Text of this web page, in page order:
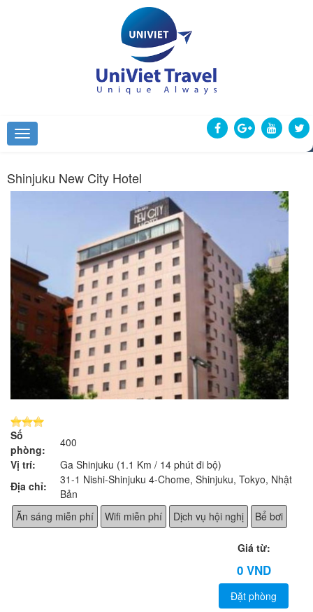
Shinjuku New City Hotel
Số
phòng:
400
Vị trí:
Ga Shinjuku (1.1 Km / 14 phút đi bộ)
Địa chỉ:
31-1 Nishi-Shinjuku 4-Chome, Shinjuku, Tokyo, Nhật
Bản
Ăn sáng miễn phí
Wifi miễn phí Dịch vụ hội nghị Bể bơi
Giá từ:
0 VND
Đặt phòng